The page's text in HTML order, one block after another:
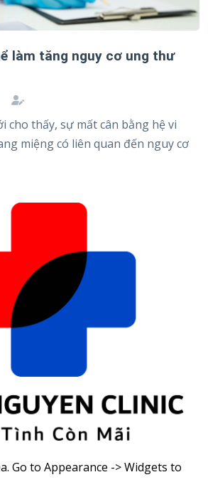
làm tăng nguy cơ ung thư
cho thấy, sự mất cân bằng hệ vi
miệng có liên quan đến nguy cơ
Go to Appearance -> Widgets to